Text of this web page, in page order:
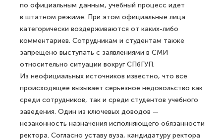
по официальным данным, учебный процесс идет
в штатном режиме. При этом официальные лица
категорически воздерживаются от каких-либо
комментариев. Сотрудникам и студентам также
запрещено выступать с заявлениями в СМИ
относительно ситуации вокруг СПбГУП.
Из неофициальных источников известно, что все
происходящее вызывает серьезное недовольство как
среди сотрудников, так и среди студентов учебного
заведения. Один из ключевых доводов —
незаконность назначения исполняющего обязанности
ректора. Согласно уставу вуза, кандидатуру ректора